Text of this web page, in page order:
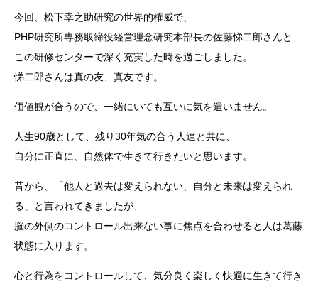
今回、松下幸之助研究の世界的権威で、
PHP研究所専務取締役経営理念研究本部長の佐藤悌二郎さんと
この研修センターで深く充実した時を過ごしました。
悌二郎さんは真の友、真友です。
価値観が合うので、一緒にいても互いに気を遣いません。
人生90歳として、残り30年気の合う人達と共に、
自分に正直に、自然体で生きて行きたいと思います。
昔から、「他人と過去は変えられない、自分と未来は変えられ
る」と言われてきましたが、
脳の外側のコントロール出来ない事に焦点を合わせると人は葛藤
状態に入ります。
心と行為をコントロールして、気分良く楽しく快適に生きて行き